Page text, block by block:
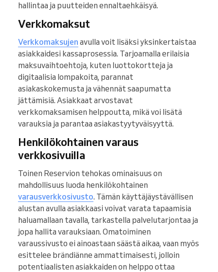
hallintaa ja puutteiden ennaltaehkäisyä.
Verkkomaksut
Verkkomaksujen avulla voit lisäksi yksinkertaistaa
asiakkaidesi kassaprosessia. Tarjoamalla erilaisia
maksuvaihtoehtoja, kuten luottokortteja ja
digitaalisia lompakoita, parannat
asiakaskokemusta ja vähennät saapumatta
jättämisiä. Asiakkaat arvostavat
verkkomaksamisen helppoutta, mikä voi lisätä
varauksia ja parantaa asiakastyytyväisyyttä.
Henkilökohtainen varaus
verkkosivuilla
Toinen Reservion tehokas ominaisuus on
mahdollisuus luoda henkilökohtainen
varausverkkosivusto. Tämän käyttäjäystävällisen
alustan avulla asiakkaasi voivat varata tapaamisia
haluamallaan tavalla, tarkastella palvelutarjontaa ja
jopa hallita varauksiaan. Omatoiminen
varaussivusto ei ainoastaan säästä aikaa, vaan myös
esittelee brändiänne ammattimaisesti, jolloin
potentiaalisten asiakkaiden on helppo ottaa